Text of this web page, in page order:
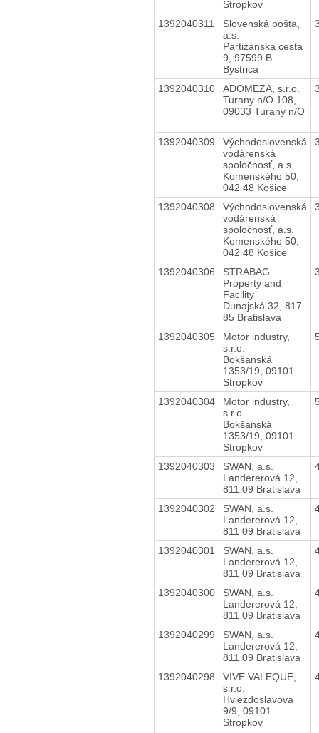
Stropkov
1392040311
Slovenská pošta,
a.s.
Partizánska cesta
9, 97599 B.
Bystrica
1392040310
ADOMEZA, s.r.o.
Turany n/O 108,
09033 Turany n/O
1392040309
Východoslovenská
vodárenská
spoločnosť, a.s.
Komenského 50,
042 48 Košice
1392040308
Východoslovenská
vodárenská
spoločnosť, a.s.
Komenského 50,
042 48 Košice
1392040306
STRABAG
Property and
Facility
Dunajská 32, 817
85 Bratislava
1392040305
Motor industry,
s.r.o.
Bokšanská
1353/19, 09101
Stropkov
1392040304
Motor industry,
s.r.o.
Bokšanská
1353/19, 09101
Stropkov
1392040303
SWAN, a.s.
Landererová 12,
811 09 Bratislava
1392040302
SWAN, a.s.
Landererová 12,
811 09 Bratislava
1392040301
SWAN, a.s.
Landererová 12,
811 09 Bratislava
1392040300
SWAN, a.s.
Landererová 12,
811 09 Bratislava
1392040299
SWAN, a.s.
Landererová 12,
811 09 Bratislava
1392040298
VIVE VALEQUE,
s.r.o.
Hviezdoslavova
9/9, 09101
Stropkov